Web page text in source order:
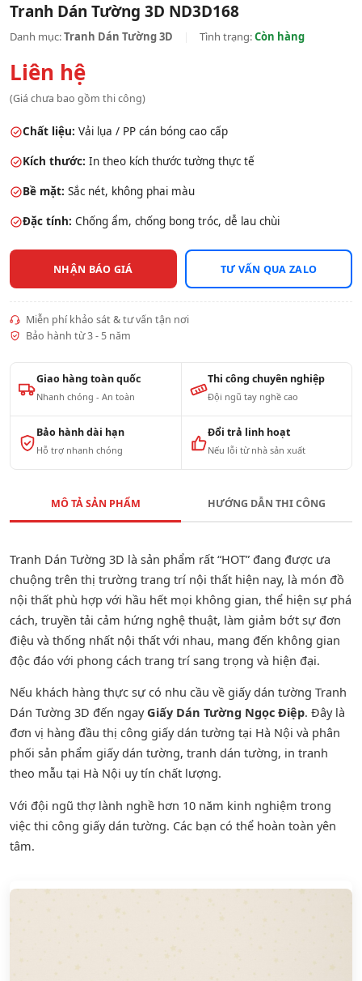
Tranh Dán Tường 3D ND3D168
Danh mục:Tranh Dán Tường 3D Tình trạng:Còn hàng
Liên hệ
(Giá chưa bao gồm thi công)
Chất liệu: Vải lụa / PP cán bóng cao cấp
Kích thước: In theo kích thước tường thực tế
Bề mặt: Sắc nét, không phai màu
Đặc tính: Chống ẩm, chống bong tróc, dễ lau chùi
NHẬN BÁO GIÁ TƯ VẤN QUA ZALO
Miễn phí khảo sát & tư vấn tận nơi
Bảo hành từ 3 - 5 năm
Giao hàng toàn quốc
Nhanh chóng - An toàn
Thi công chuyên nghiệp
Đội ngũ tay nghề cao
Bảo hành dài hạn
Hỗ trợ nhanh chóng
Đổi trả linh hoạt
Nếu lỗi từ nhà sản xuất
MÔ TẢ SẢN PHẨM HƯỚNG DẪN THI CÔNG
Tranh Dán Tường 3D là sản phẩm rất “HOT” đang được ưa
chuộng trên thị trường trang trí nội thất hiện nay, là món đồ
nội thất phù hợp với hầu hết mọi không gian, thể hiện sự phá
cách, truyền tải cảm hứng nghệ thuật, làm giảm bớt sự đơn
điệu và thống nhất nội thất với nhau, mang đến không gian
độc đáo với phong cách trang trí sang trọng và hiện đại.
Nếu khách hàng thực sự có nhu cầu về giấy dán tường Tranh
Dán Tường 3D đến ngayGiấy Dán Tường Ngọc Điệp. Đây là
đơn vị hàng đầu thị công giấy dán tường tại Hà Nội và phân
phối sản phẩm giấy dán tường, tranh dán tường, in tranh
theo mẫu tại Hà Nội uy tín chất lượng.
Với đội ngũ thợ lành nghề hơn 10 năm kinh nghiệm trong
việc thi công giấy dán tường. Các bạn có thể hoàn toàn yên
tâm.